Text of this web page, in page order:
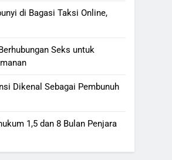
di Bagasi Taksi Online,
Seks untuk
Dikenal Sebagai Pembunuh
1,5 dan 8 Bulan Penjara